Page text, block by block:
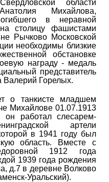
области
Михайлова,
в неравной
столицу фашистами
Рычково Московской
необходимы близкие
обстановке
награду - медаль
представитель
Валерий Горелых.
о танкисте младшем
Михайлове 01.07.1913
работал слесарем-
артели
в 1941 году был
область. Вместе с
1912 года
1939 года рождения
д.7 в деревне Волково
Уральский).